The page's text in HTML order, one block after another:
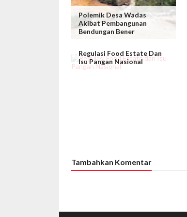
Polemik Desa Wadas
Akibat Pembangunan
Bendungan Bener
Regulasi Food Estate Dan
Isu Pangan Nasional
Tambahkan Komentar